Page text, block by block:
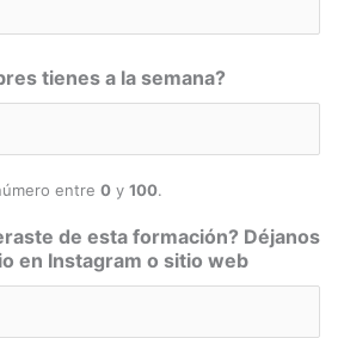
tienes a la semana?
entre 0 y 100.
de esta formación? Déjanos
en Instagram o sitio web